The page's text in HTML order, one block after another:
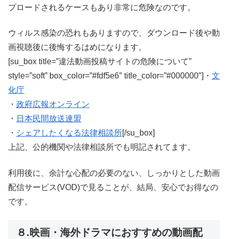
プロードされるケースもあり非常に危険なのです。
ウィルス感染の恐れもありますので、ダウンロード後や動
画視聴後に後悔するはめになります。
[su_box title=”違法動画投稿サイトの危険について”
style=”soft” box_color=”#fdf5e6″ title_color=”#000000″]・ 文
化庁
・ 政府広報オンライン
・ 日本民間放送連盟
・ シェアしたくなる法律相談所 [/su_box]
上記、公的機関や法律相談所でも明記されてます。
利用後に、余計な心配の必要のない、しっかりとした動画
配信サービス(VOD)で見ることが、結局、安心でお得なの
です。
８.映画・海外ドラマにおすすめの動画配